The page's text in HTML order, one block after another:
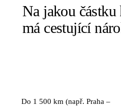
Na jakou částku
má cestující
Do 1 500 km (např. Praha –